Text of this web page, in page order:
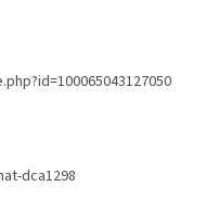
dca1298